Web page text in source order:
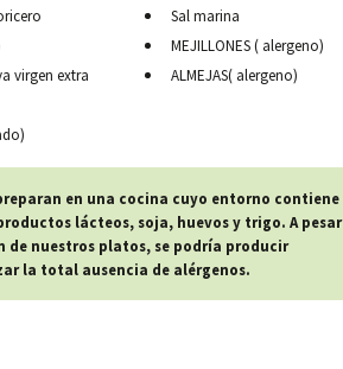
virgen extra
Sal marina
MEJILLONES ( alergeno)
ALMEJAS( alergeno)
en una cocina cuyo entorno contiene
lácteos, soja, huevos y trigo. A pesar
de nuestros platos, se podría producir
la total ausencia de alérgenos.